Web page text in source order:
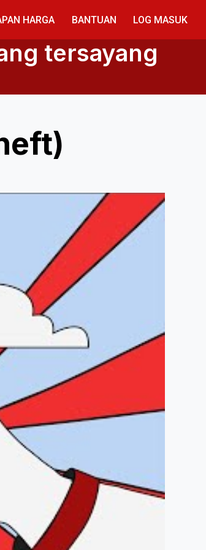
HARGA BANTUAN LOG MASUK
tersayang